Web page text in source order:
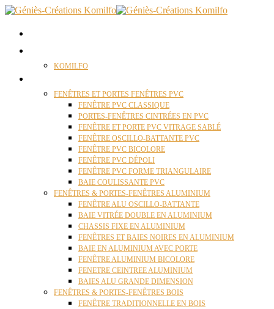
KOMILFO
FENÊTRES ET PORTES FENÊTRES PVC
FENÊTRE PVC CLASSIQUE
PORTES-FENÊTRES CINTRÉES EN PVC
FENÊTRE ET PORTE PVC VITRAGE SABLÉ
FENÊTRE OSCILLO-BATTANTE PVC
FENÊTRE PVC BICOLORE
FENÊTRE PVC DÉPOLI
FENÊTRE PVC FORME TRIANGULAIRE
BAIE COULISSANTE PVC
FENÊTRES & PORTES-FENÊTRES ALUMINIUM
FENÊTRE ALU OSCILLO-BATTANTE
BAIE VITRÉE DOUBLE EN ALUMINIUM
CHASSIS FIXE EN ALUMINIUM
FENÊTRES ET BAIES NOIRES EN ALUMINIUM
BAIE EN ALUMINIUM AVEC PORTE
FENÊTRE ALUMINIUM BICOLORE
FENETRE CEINTREE ALUMINIUM
BAIES ALU GRANDE DIMENSION
FENÊTRES & PORTES-FENÊTRES BOIS
FENÊTRE TRADITIONNELLE EN BOIS